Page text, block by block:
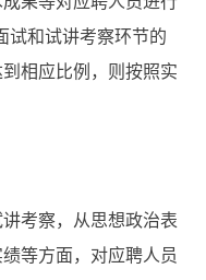
试和试讲考察环节的
相应比例，则按照实
考察，从思想政治表
等方面，对应聘人员